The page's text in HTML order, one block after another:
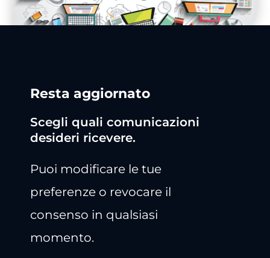
Resta aggiornato
Scegli quali comunicazioni
desideri ricevere.
Puoi modificare le tue
preferenze o revocare il
consenso in qualsiasi
momento.